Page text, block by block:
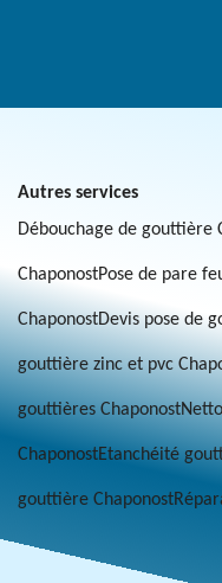
Autres services
Débouchage de gouttière
ChaponostPose de pare
ChaponostDevis pose de
gouttière zinc et pvc
gouttières Chaponost
ChaponostEtanchéité
gouttière Chaponost